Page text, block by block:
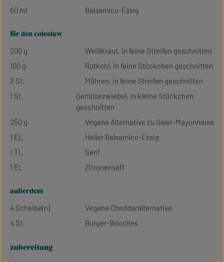
60 ml
Balsamico-Essig
für den coleslaw
200 g
Weißkraut, in feine Streifen geschnitten
100 g
Rotkohl, in feine Stückchen geschnitten
2 St.
Möhren, in feine Streifen geschnitten
1 St.
Gemüsezwiebel, in kleine Stückchen
geschnitten
250 g
Vegane Alternative zu Salat-Mayonnaise
1 EL
Heller Balsamico-Essig
1 TL
Senf
1 EL
Zitronensaft
außerdem
4 Scheibe(n)
Vegane Cheddaralternative
4 St.
Burger-Brioches
zubereitung